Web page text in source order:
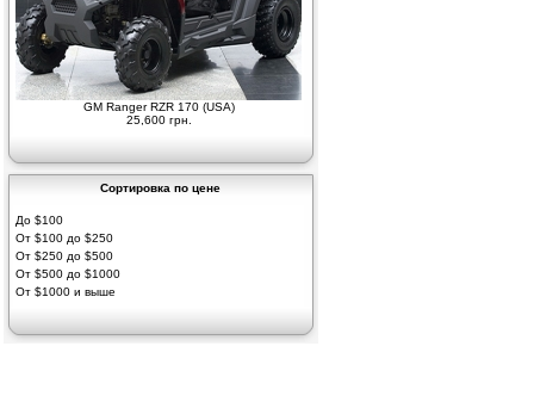
GM Ranger RZR 170 (USA)
25,600 грн.
Сортировка по цене
До $100
От $100 до $250
От $250 до $500
От $500 до $1000
От $1000 и выше